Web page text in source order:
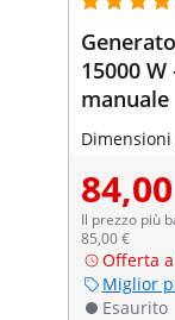
15000
manuale
Dimensioni
Il prezzo più
85,00 €
Offerta
Miglior
Esaurito